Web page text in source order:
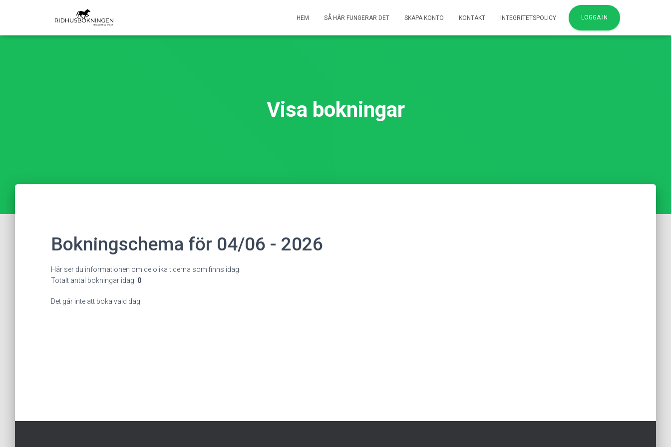
HEM SÅ HÄR FUNGERAR DET SKAPA KONTO KONTAKT INTEGRITETSPOLICY LOGGA IN
Visa bokningar
Bokningschema för 04/06 - 2026
Här ser du informationen om de olika tiderna som finns idag.
Totalt antal bokningar idag: 0
Det går inte att boka vald dag.